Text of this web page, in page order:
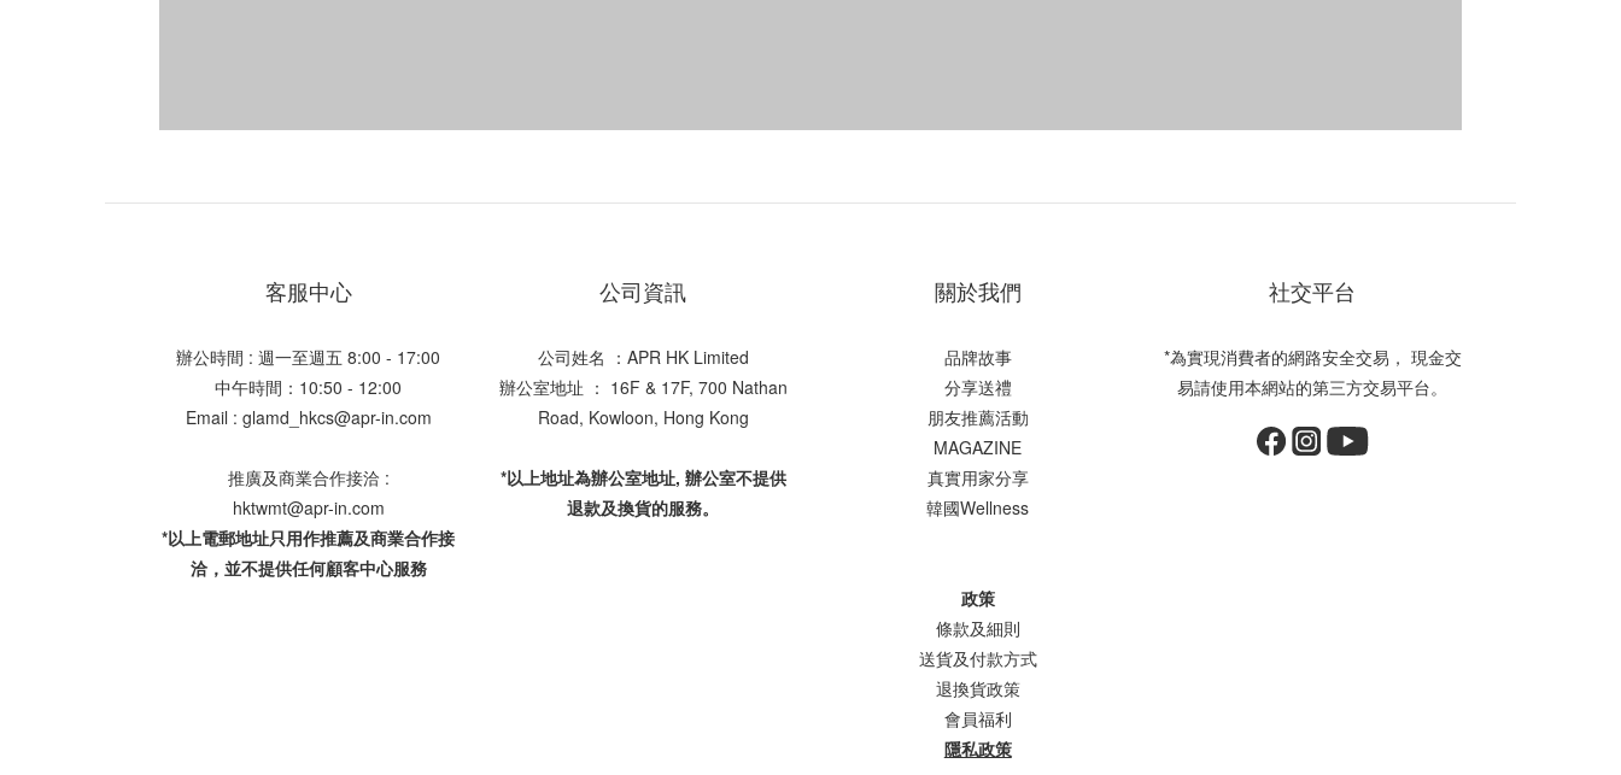
客服中心
辦公時間 : 週一至週五 8:00 - 17:00
中午時間：10:50 - 12:00
Email : glamd_hkcs@apr-in.com
推廣及商業合作接洽 :
hktwmt@apr-in.com
*以上電郵地址只用作推薦及商業合作接
洽，並不提供任何顧客中心服務
公司資訊
公司姓名 ：APR HK Limited
辦公室地址 ： 16F & 17F, 700 Nathan
Road, Kowloon, Hong Kong
*以上地址為辦公室地址, 辦公室不提供
退款及換貨的服務。
關於我們
品牌故事
分享送禮
朋友推薦活動
MAGAZINE
真實用家分享
韓國Wellness
政策
條款及細則
送貨及付款方式
退換貨政策
會員福利
隱私政策
社交平台
*為實現消費者的網路安全交易， 現金交
易請使用本網站的第三方交易平台。